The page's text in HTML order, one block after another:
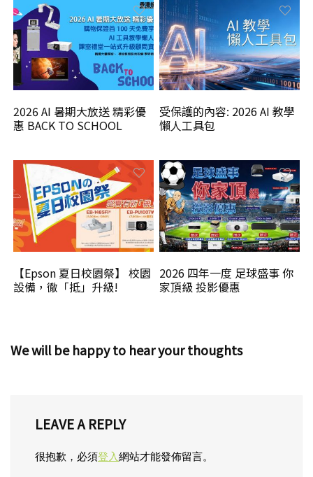
2026 AI 暑期大放送 精彩優
惠 BACK TO SCHOOL
受保護的內容: 2026 AI 教學
懶人工具包
【Epson 夏日校園祭】 校園
設備，徹「抵」升級!
2026 四年一度 足球盛事 你
家頂級 投影優惠
We will be happy to hear your thoughts
LEAVE A REPLY
很抱歉，必須登入網站才能發佈留言。